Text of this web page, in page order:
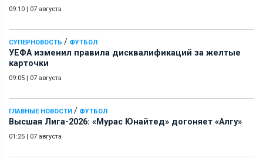
09:10 | 07 августа
СУПЕРНОВОСТЬ / ФУТБОЛ
УЕФА изменил правила дисквалификаций за желтые
карточки
09:05 | 07 августа
ГЛАВНЫЕ НОВОСТИ / ФУТБОЛ
Высшая Лига-2026: «Мурас Юнайтед» догоняет «Алгу»
01:25 | 07 августа